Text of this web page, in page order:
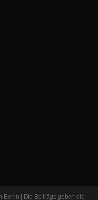
Berlin | Die Beiträge geben die